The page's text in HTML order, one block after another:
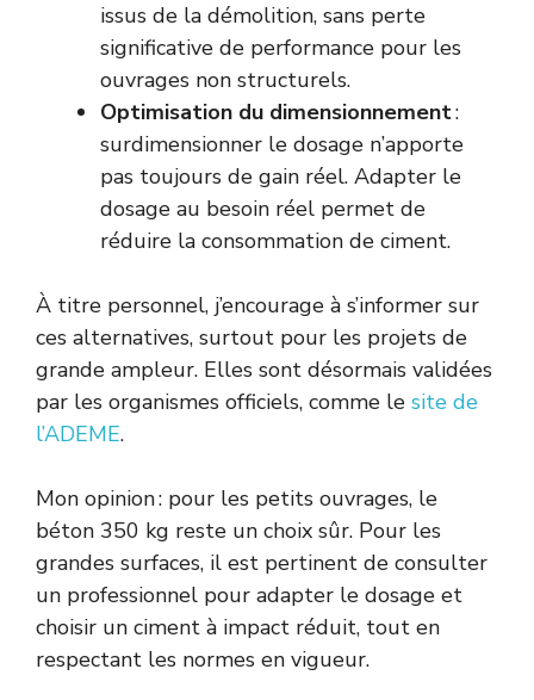
issus de la démolition, sans perte
significative de performance pour les
ouvrages non structurels.
Optimisation du dimensionnement:
surdimensionner le dosage n’apporte
pas toujours de gain réel. Adapter le
dosage au besoin réel permet de
réduire la consommation de ciment.
À titre personnel, j’encourage à s’informer sur
ces alternatives, surtout pour les projets de
grande ampleur. Elles sont désormais validées
par les organismes officiels, comme le site de
l’ADEME.
Mon opinion : pour les petits ouvrages, le
béton 350 kg reste un choix sûr. Pour les
grandes surfaces, il est pertinent de consulter
un professionnel pour adapter le dosage et
choisir un ciment à impact réduit, tout en
respectant les normes en vigueur.